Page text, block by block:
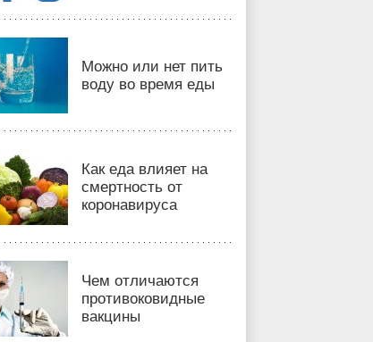
Можно или нет пить
воду во время еды
Как еда влияет на
смертность от
коронавируса
Чем отличаются
противоковидные
вакцины